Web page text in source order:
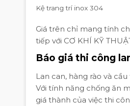
Kệ trang trí inox 304
Giá trên chỉ mang tính
tiếp với CƠ KHÍ KỸ
Báo giá thi công
Lan can, hàng rào và
Với tính năng chống ăn
giá thành của việc thi